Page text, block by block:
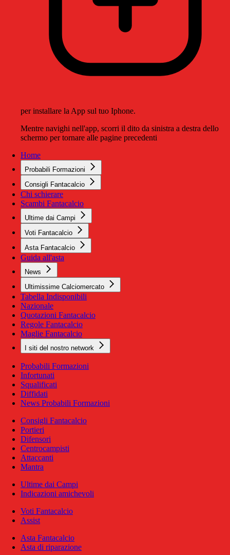
per installare la App sul tuo Iphone.
Mentre navighi nell'app, scorri il dito da sinistra a destra dello
schermo per tornare alle pagine precedenti
Home
Probabili Formazioni
Consigli Fantacalcio
Chi schierare
Scambi Fantacalcio
Ultime dai Campi
Voti Fantacalcio
Asta Fantacalcio
Guida all'asta
News
Ultimissime Calciomercato
Tabella Indisponibili
Nazionale
Quotazioni Fantacalcio
Regole Fantacalcio
Maglie Fantacalcio
I siti del nostro network
Probabili Formazioni
Infortunati
Squalificati
Diffidati
News Probabili Formazioni
Consigli Fantacalcio
Portieri
Difensori
Centrocampisti
Attaccanti
Mantra
Ultime dai Campi
Indicazioni amichevoli
Voti Fantacalcio
Assist
Asta Fantacalcio
Asta di riparazione